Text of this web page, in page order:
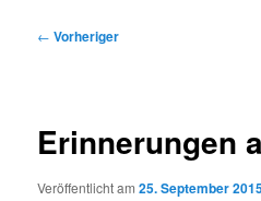
Beitragsnavigation
← Vorheriger
Erinnerungen
Veröffentlicht am25. September